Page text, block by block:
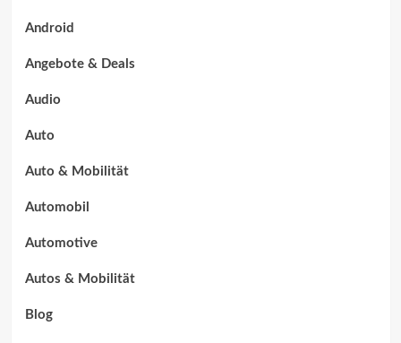
Android
Angebote & Deals
Audio
Auto
Auto & Mobilität
Automobil
Automotive
Autos & Mobilität
Blog